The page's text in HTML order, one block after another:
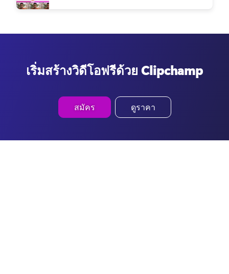
เริ่มสร้างวิดีโอฟรีด้วย Clipchamp
สมัคร ดูราคา